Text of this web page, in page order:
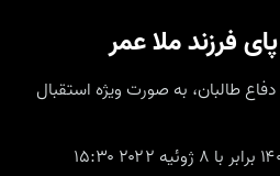
فرزند ملا عمر
طالبان، به صورت ویژه استقبال